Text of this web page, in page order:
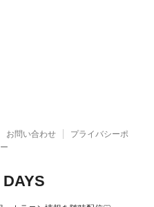
お問い合わせ
プライバシーポ
DAYS